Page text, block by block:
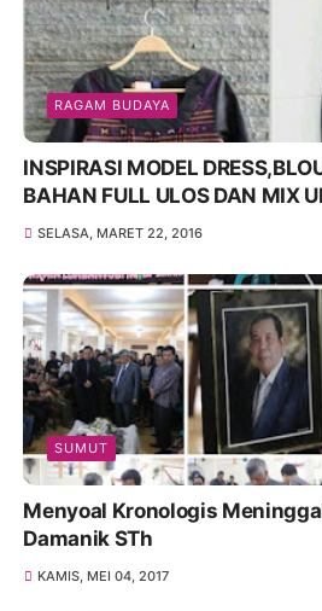
RAGAM BUDAYA
INSPIRASI MODEL
BAHAN FULL ULOS DAN MIX
SELASA, MARET 22, 2016
SUMUT
Menyoal Kronologis
Damanik STh
KAMIS, MEI 04, 2017